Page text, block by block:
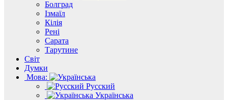
Болград
Ізмаїл
Кілія
Рені
Сарата
Тарутине
Світ
Думки
Мова:
Русский
Українська